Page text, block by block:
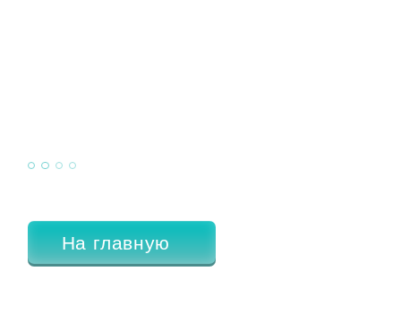
На главную